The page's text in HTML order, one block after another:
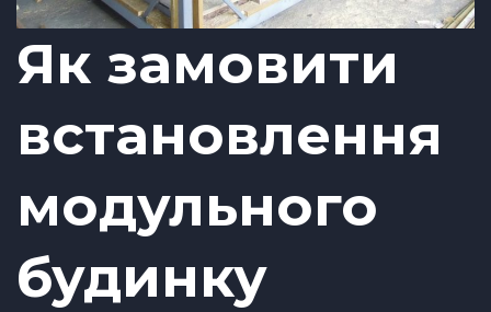
Як замовити
встановлення
модульного
будинку